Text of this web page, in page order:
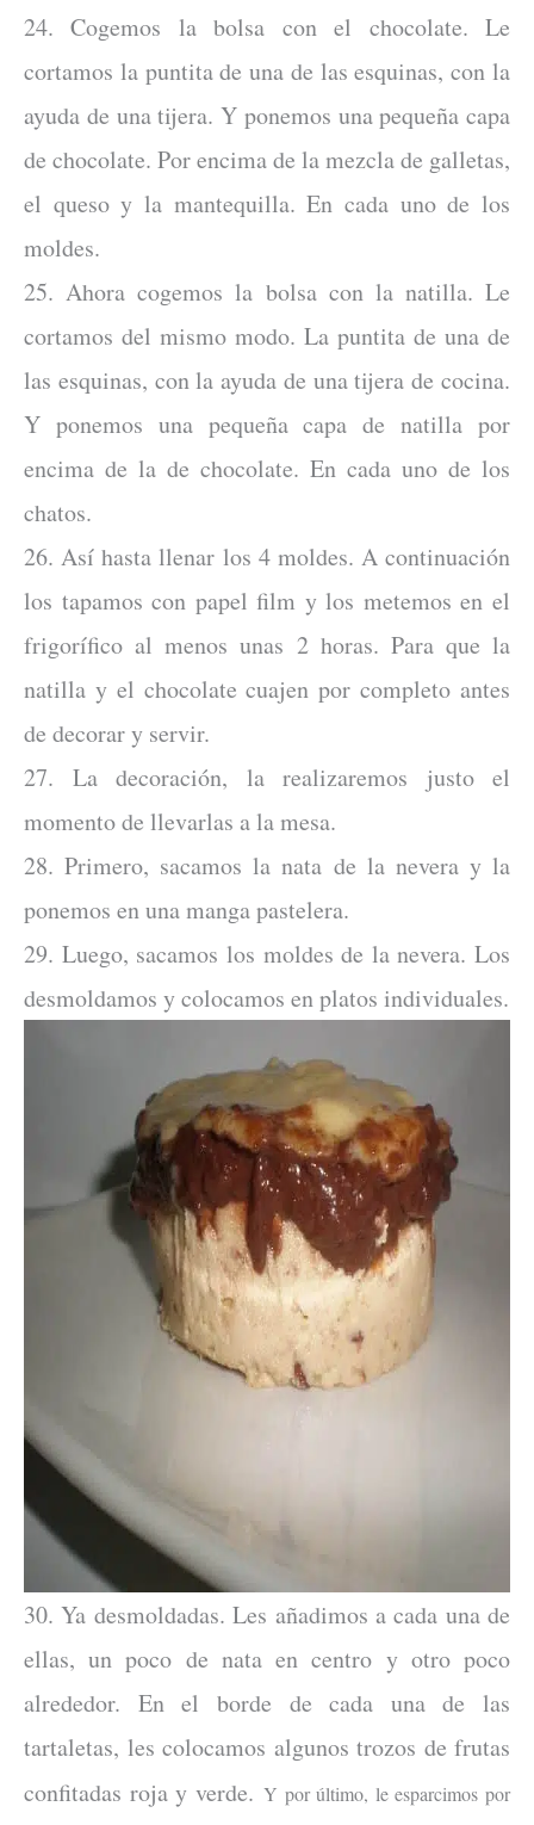
24. Cogemos la bolsa con el chocolate. Le
cortamos la puntita de una de las esquinas, con la
ayuda de una tijera. Y ponemos una pequeña capa
de chocolate. Por encima de la mezcla de galletas,
el queso y la mantequilla. En cada uno de los
moldes.
25. Ahora cogemos la bolsa con la natilla. Le
cortamos del mismo modo. La puntita de una de
las esquinas, con la ayuda de una tijera de cocina.
Y ponemos una pequeña capa de natilla por
encima de la de chocolate. En cada uno de los
chatos.
26. Así hasta llenar los 4 moldes. A continuación
los tapamos con papel film y los metemos en el
frigorífico al menos unas 2 horas. Para que la
natilla y el chocolate cuajen por completo antes
de decorar y servir.
27. La decoración, la realizaremos justo el
momento de llevarlas a la mesa.
28. Primero, sacamos la nata de la nevera y la
ponemos en una manga pastelera.
29. Luego, sacamos los moldes de la nevera. Los
desmoldamos y colocamos en platos individuales.
30. Ya desmoldadas. Les añadimos a cada una de
ellas, un poco de nata en centro y otro poco
alrededor. En el borde de cada una de las
tartaletas, les colocamos algunos trozos de frutas
confitadas roja y verde.Y por último, le esparcimos por